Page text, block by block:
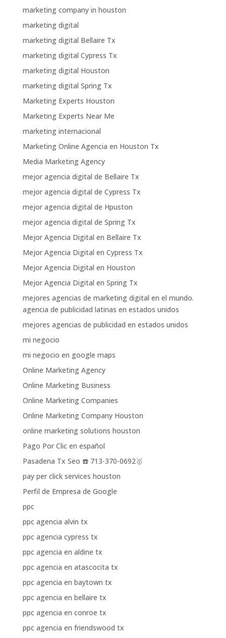
marketing company in houston
marketing digital
marketing digital Bellaire Tx
marketing digital Cypress Tx
marketing digital Houston
marketing digital Spring Tx
Marketing Experts Houston
Marketing Experts Near Me
marketing internacional
Marketing Online Agencia en Houston Tx
Media Marketing Agency
mejor agencia digital de Bellaire Tx
mejor agencia digital de Cypress Tx
mejor agencia digital de Hpuston
mejor agencia digital de Spring Tx
Mejor Agencia Digital en Bellaire Tx
Mejor Agencia Digital en Cypress Tx
Mejor Agencia Digital en Houston
Mejor Agencia Digital en Spring Tx
mejores agencias de marketing digital en el mundo.
agencia de publicidad latinas en estados unidos
mejores agencias de publicidad en estados unidos
mi negocio
mi negocio en google maps
Online Marketing Agency
Online Marketing Business
Online Marketing Companies
Online Marketing Company Houston
online marketing solutions houston
Pago Por Clic en español
Pasadena Tx Seo ☎️ 713-370-0692🥇
pay per click services houston
Perfil de Empresa de Google
ppc
ppc agencia alvin tx
ppc agencia cypress tx
ppc agencia en aldine tx
ppc agencia en atascocita tx
ppc agencia en baytown tx
ppc agencia en bellaire tx
ppc agencia en conroe tx
ppc agencia en friendswood tx